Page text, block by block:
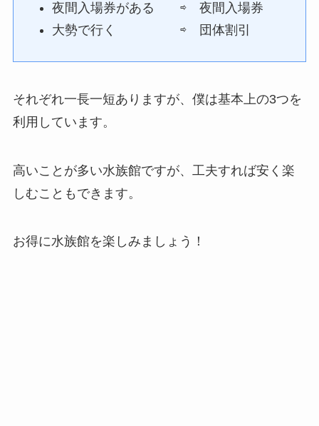
夜間入場券がある ⇨ 夜間入場券
大勢で行く ⇨ 団体割引
それぞれ一長一短ありますが、僕は基本上の3つを
利用しています。
高いことが多い水族館ですが、工夫すれば安く楽
しむこともできます。
お得に水族館を楽しみましょう！